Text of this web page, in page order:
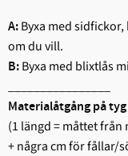
A:Byxa med
om du vill.
B:Byxa med blixtlås
Materialåtgång på
(1 längd = måttet
+ några cm för fållar/